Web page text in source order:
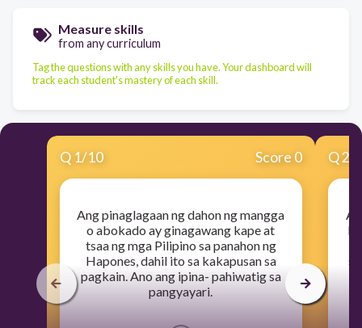
Measure skills
from any curriculum
Tag the questions with any skills you have. Your dashboard will
track each student's mastery of each skill.
Q 1/10 Score 0
Ang pinaglagaan ng dahon ng mangga
o abokado ay ginagawang kape at
tsaa ng mga Pilipino sa panahon ng
Hapones, dahil ito sa kakapusan sa
pagkain. Ano ang ipina- pahiwatig sa
pangyayari.
Q2